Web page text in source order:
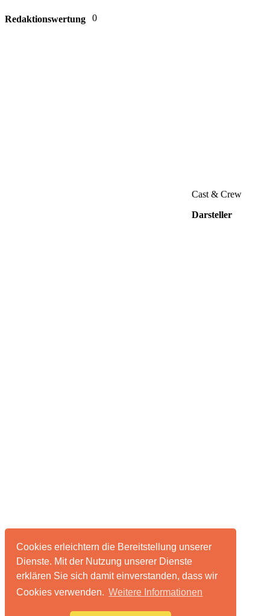
Cookies erleichtern die Bereitstellung unserer
Dienste. Mit der Nutzung unserer Dienste
erklären Sie sich damit einverstanden, dass wir
Cookies verwenden. Weitere Informationen
Redaktionswertung 0
Cast & Crew
Darsteller